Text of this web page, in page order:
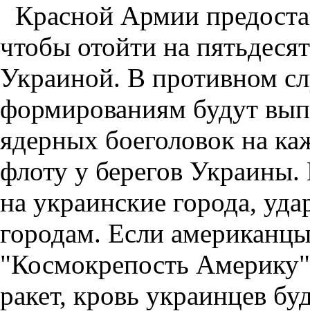
Красной Армии
чтобы отойти на
Украиной. В противном
формированиям будут
ядерных боеголовок на
флоту у берегов
на украинские города,
городам. Если
"Космокрепость
ракет, кровь украинцев